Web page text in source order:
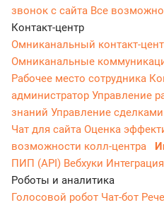
звонок с сайта Все
Контакт-центр
Омниканальный контакт-
Омниканальные
Рабочее место сотрудника
администратор Управление
знаний Управление сделками
Чат для сайта Оценка
возможности колл-центра
ПИП (API) Вебхуки
Роботы и аналитика
Голосовой робот Чат-бот